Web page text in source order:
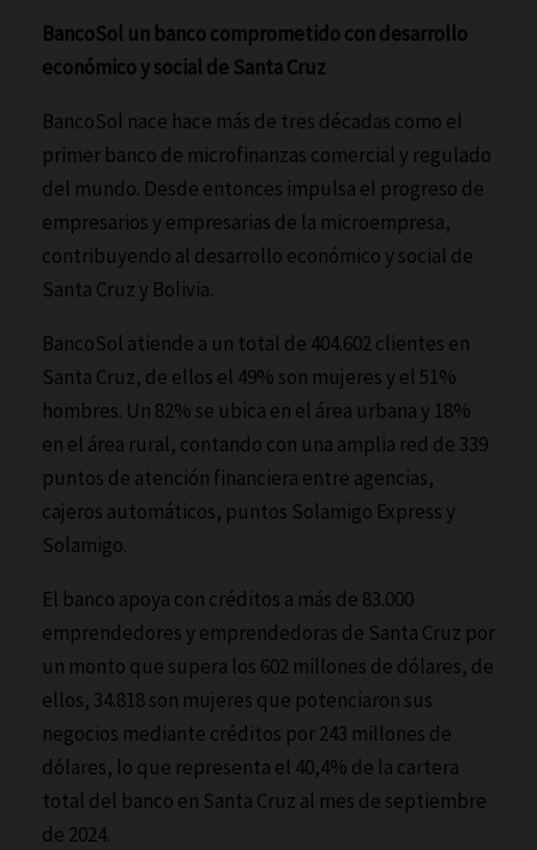
BancoSol un banco comprometido con desarrollo
económico y social de Santa Cruz
BancoSol nace hace más de tres décadas como el
primer banco de microfinanzas comercial y regulado
del mundo. Desde entonces impulsa el progreso de
empresarios y empresarias de la microempresa,
contribuyendo al desarrollo económico y social de
Santa Cruz y Bolivia.
BancoSol atiende a un total de 404.602 clientes en
Santa Cruz, de ellos el 49% son mujeres y el 51%
hombres. Un 82% se ubica en el área urbana y 18%
en el área rural, contando con una amplia red de 339
puntos de atención financiera entre agencias,
cajeros automáticos, puntos Solamigo Express y
Solamigo.
El banco apoya con créditos a más de 83.000
emprendedores y emprendedoras de Santa Cruz por
un monto que supera los 602 millones de dólares, de
ellos, 34.818 son mujeres que potenciaron sus
negocios mediante créditos por 243 millones de
dólares, lo que representa el 40,4% de la cartera
total del banco en Santa Cruz al mes de septiembre
de 2024.